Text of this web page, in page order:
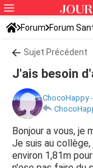
Forum Forum
Sujet Précédent
J'ais besoin
ChocoHappy-
Bonjour a vous, je
Je suis au
environ 1,81m